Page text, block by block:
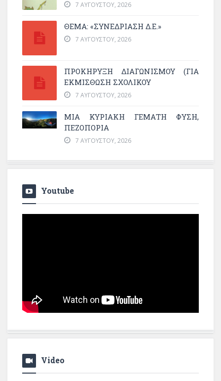
7 ΑΥΓΟΎΣΤΟΥ, 2026
ΘΕΜΑ: «ΣΥΝΕΔΡΊΑΣΗ Δ.Ε.»
7 ΑΥΓΟΎΣΤΟΥ, 2026
ΠΡΟΚΗΡΥΞΗ ΔΙΑΓΩΝΙΣΜΟΥ (ΓΙΑ
ΕΚΜΊΣΘΩΣΗ ΣΧΟΛΙΚΟΎ
7 ΑΥΓΟΎΣΤΟΥ, 2026
ΜΙΑ ΚΥΡΙΑΚΉ ΓΕΜΆΤΗ ΦΎΣΗ,
ΠΕΖΟΠΟΡΊΑ
7 ΑΥΓΟΎΣΤΟΥ, 2026
Youtube
Video